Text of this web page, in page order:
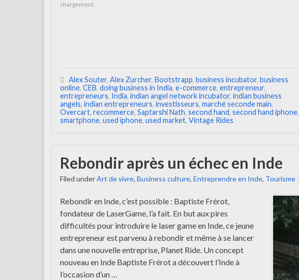
chargement…
Alex Souter, Alex Zurcher, Bootstrapp, business incubator, business
online, CEB, doing business in India, e-commerce, entrepreneur,
entrepreneurs, India, indian angel network incubator, indian business
angels, indian entrepreneurs, investisseurs, marché seconde main,
Overcart, recommerce, Saptarshi Nath, second hand, second hand iphone,
smartphone, used iphone, used market, Vintage Rides
Rebondir après un échec en Inde
Filed underArt de vivre, Business culture, Entreprendre en Inde, Tourisme
Rebondir en Inde, c’est possible : Baptiste Frérot,
fondateur de LaserGame, l’a fait. En but aux pires
difficultés pour introduire le laser game en Inde, ce jeune
entrepreneur est parvenu à rebondir et même à se lancer
dans une nouvelle entreprise, Planet Ride. Un concept
nouveau en Inde Baptiste Frérot a découvert l’Inde à
l’occasion d’un …